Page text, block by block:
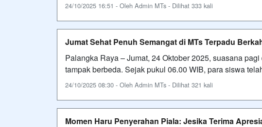
24/10/2025 16:51 - Oleh Admin MTs - Dilihat 333 kali
Jumat Sehat Penuh Semangat di MTs Terpadu
Palangka Raya – Jumat, 24 Oktober 2025, suasana
tampak berbeda. Sejak pukul 06.00 WIB, para siswa
24/10/2025 08:30 - Oleh Admin MTs - Dilihat 321 kali
Momen Haru Penyerahan Piala: Jesika Terima